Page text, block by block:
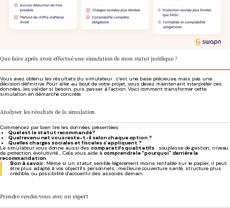
Que faire après avoir effectué une simulation de mon statut juridique ?
Vous avez obtenu les résultats du simulateur : c’est une base précieuse, mais pas une
décision définitive. Pour aller au bout de votre projet, vous devez maintenant interpréter ces
données, les valider si besoin, puis passer à l'action. Voici comment transformer cette
simulation en démarche concrète.
Analyser les résultats de la simulation
Commencez par bien lire les données présentées :
Quel est le statut recommandé ?
Quel revenu net vous reste-t-il selon chaque option ?
Quelles charges sociales et fiscales s’appliquent ?
Le simulateur vous donne aussi des comparatifs qualitatifs : souplesse de gestion, niveau
de protection, évolutivité… Cela vous aide à comprendre le “pourquoi” derrière la
recommandation.
Bon à savoir : Même si un statut semble légèrement moins rentable sur le papier, il peut
être plus adapté à vos objectifs personnels : meilleure couverture santé, structure plus
crédible, ou possibilité d'accueillir des associés demain.
Prendre rendez-vous avec un expert